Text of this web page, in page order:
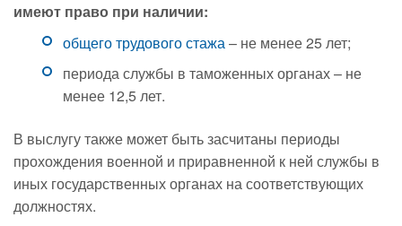
имеют право при наличии:
общего трудового стажа– не менее 25 лет;
периода службы в таможенных органах – не
менее 12,5 лет.
В выслугу также может быть засчитаны периоды
прохождения военной и приравненной к ней службы в
иных государственных органах на соответствующих
должностях.